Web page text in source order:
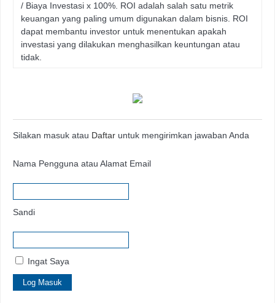
/ Biaya Investasi x 100%. ROI adalah salah satu metrik
keuangan yang paling umum digunakan dalam bisnis. ROI
dapat membantu investor untuk menentukan apakah
investasi yang dilakukan menghasilkan keuntungan atau
tidak.
Silakan masuk atau Daftar untuk mengirimkan jawaban Anda
Nama Pengguna atau Alamat Email
Sandi
Ingat Saya